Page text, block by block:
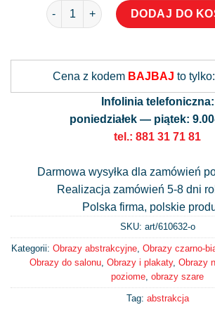
ilość Obraz abstrakcyjny z czarnym
DODAJ DO
Cena z kodem BAJBAJ to tylko:
Infolinia telefoniczna:
poniedziałek — piątek:
tel.: 881 31 71 81
Darmowa wysyłka dla zamówień
Realizacja zamówień 5-8 dni
Polska firma, polskie
SKU: art/610632-o
Kategorii: Obrazy abstrakcyjne, Obrazy czarno-
Obrazy do salonu Obrazy i plakaty, Obrazy
poziome obrazy szare
Tag: abstrakcja